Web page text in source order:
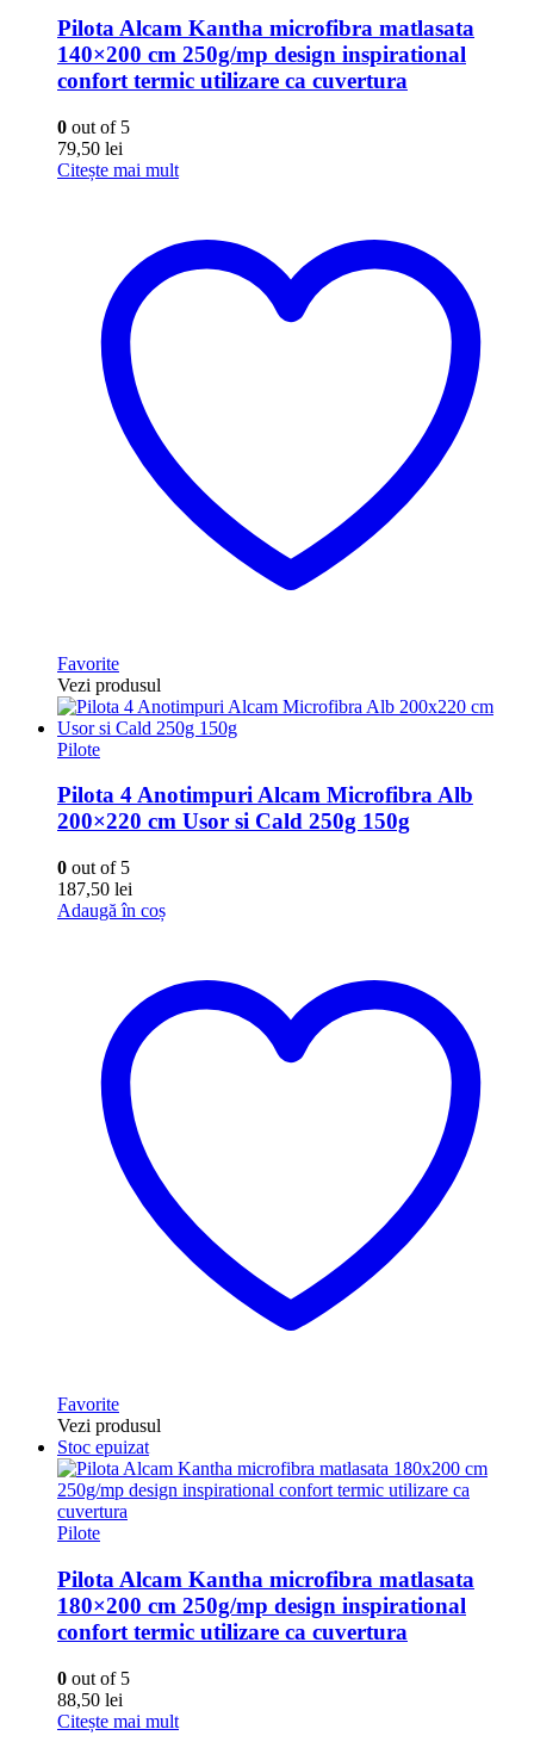
Pilota Alcam Kantha microfibra matlasata
140×200 cm 250g/mp design inspirational
confort termic utilizare ca cuvertura
0 out of 5
79,50 lei
Citește mai mult
Favorite
Vezi produsul
Pilote
Pilota 4 Anotimpuri Alcam Microfibra Alb
200×220 cm Usor si Cald 250g 150g
0 out of 5
187,50 lei
Adaugă în coș
Favorite
Vezi produsul
Stoc epuizat
Pilote
Pilota Alcam Kantha microfibra matlasata
180×200 cm 250g/mp design inspirational
confort termic utilizare ca cuvertura
0 out of 5
88,50 lei
Citește mai mult